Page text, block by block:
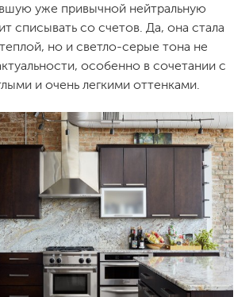
уже привычной нейтральную
списывать со счетов. Да, она стала
но и светло-серые тона не
особенно в сочетании с
и очень легкими оттенками.